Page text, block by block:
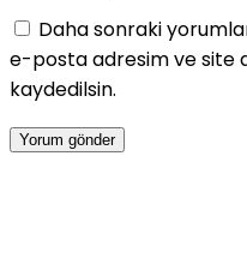
Daha sonraki
e-posta adresim ve site
kaydedilsin.